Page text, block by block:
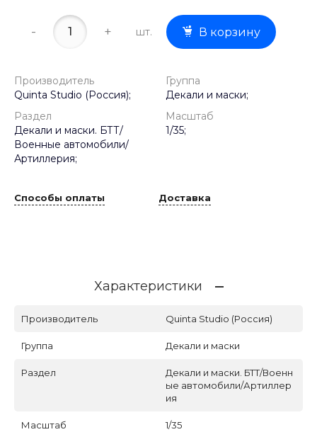
- + шт. В корзину
Производитель
Quinta Studio (Россия);
Группа
Декали и маски;
Раздел
Декали и маски. БТТ/
Военные автомобили/
Артиллерия;
Масштаб
1/35;
Способы оплаты Доставка
Характеристики
Производитель Quinta Studio (Россия)
Группа Декали и маски
Раздел
Декали и маски. БТТ/Военн
ые автомобили/Артиллер
ия
Масштаб 1/35